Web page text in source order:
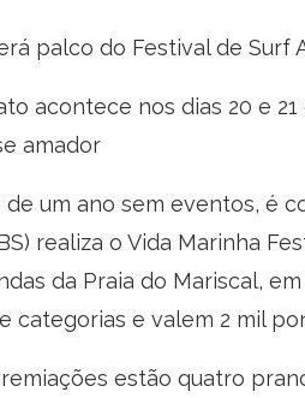
palco do Festival de Surf
acontece nos dias 20 e
amador
de um ano sem eventos, é
realiza o Vida Marinha
da Praia do Mariscal,
categorias e valem 2 mil
estão quatro